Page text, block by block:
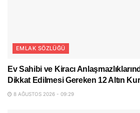
EMLAK SÖZLÜĞÜ
Ev Sahibi ve Kiracı
Dikkat Edilmesi Gereken 12 Altın
8 AĞUSTOS 2026 - 09:29